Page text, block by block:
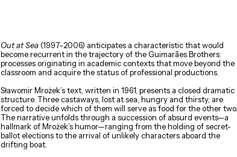
Out at Sea (1997–2006) anticipates a characteristic that would
become recurrent in the trajectory of the Guimarães Brothers:
processes originating in academic contexts that move beyond the
classroom and acquire the status of professional productions.
Sławomir Mrożek’s text, written in 1961, presents a closed dramatic
structure. Three castaways, lost at sea, hungry and thirsty, are
forced to decide which of them will serve as food for the other two.
The narrative unfolds through a succession of absurd events—a
hallmark of Mrożek’s humor—ranging from the holding of secret-
ballot elections to the arrival of unlikely characters aboard the
drifting boat.